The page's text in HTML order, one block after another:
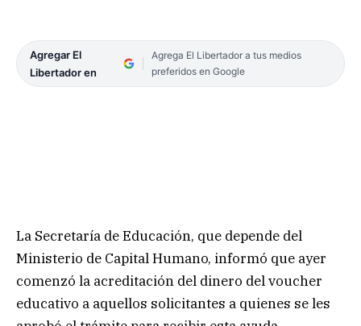
Agregar El
Libertador en
Agrega El Libertador a tus medios
preferidos en Google
La Secretaría de Educación, que depende del
Ministerio de Capital Humano, informó que ayer
comenzó la acreditación del dinero del voucher
educativo a aquellos solicitantes a quienes se les